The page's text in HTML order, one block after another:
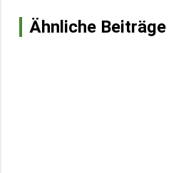
Ähnliche Beiträge